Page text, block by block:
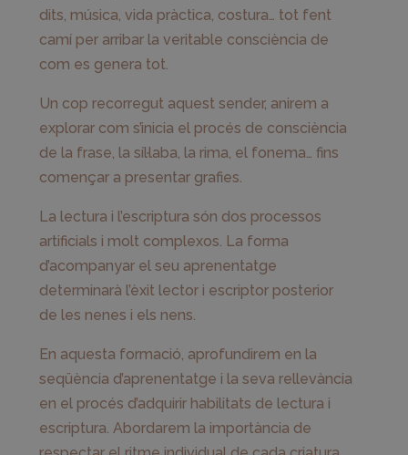
dits, música, vida pràctica, costura… tot fent
camí per arribar la veritable consciència de
com es genera tot.
Un cop recorregut aquest sender, anirem a
explorar com s’inicia el procés de consciència
de la frase, la síl·laba, la rima, el fonema… fins
començar a presentar grafies.
La lectura i l’escriptura són dos processos
artificials i molt complexos. La forma
d’acompanyar el seu aprenentatge
determinarà l’èxit lector i escriptor posterior
de les nenes i els nens.
En aquesta formació, aprofundirem en la
seqüència d’aprenentatge i la seva rellevància
en el procés d’adquirir habilitats de lectura i
escriptura. Abordarem la importància de